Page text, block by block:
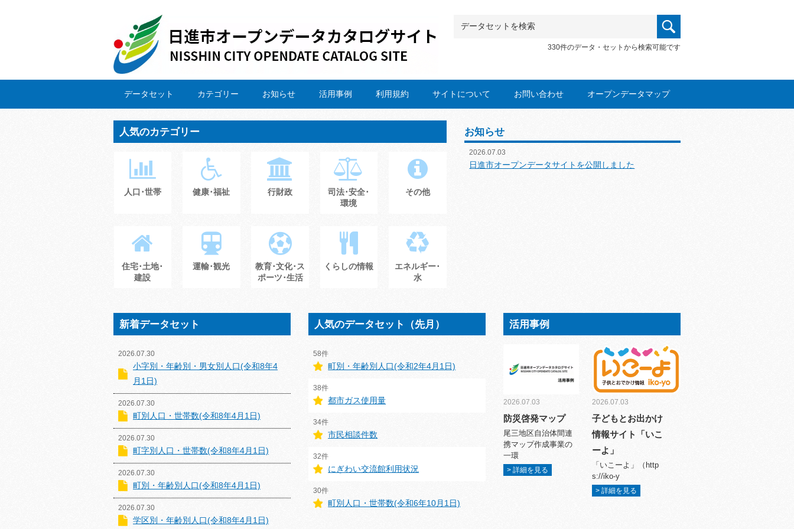
330件のデータ・セットから検索可能です
データセット カテゴリー お知らせ 活用事例 利用規約 サイトについて お問い合わせ オープンデータマップ
人気のカテゴリー
人口･世帯 健康･福祉 行財政
司法･安全･
環境
その他
住宅･土地･
建設
運輸･観光
教育･文化･ス
ポーツ･生活
くらしの情報
エネルギー･
水
お知らせ
2026.07.03
日進市オープンデータサイトを公開しました
新着データセット
2026.07.30
小字別・年齢別・男女別人口(令和8年4
月1日)
2026.07.30
町別人口・世帯数(令和8年4月1日)
2026.07.30
町字別人口・世帯数(令和8年4月1日)
2026.07.30
町別・年齢別人口(令和8年4月1日)
2026.07.30
学区別・年齢別人口(令和8年4月1日)
人気のデータセット（先月）
58件
町別・年齢別人口(令和2年4月1日)
38件
都市ガス使用量
34件
市民相談件数
32件
にぎわい交流館利用状況
30件
町別人口・世帯数(令和6年10月1日)
活用事例
2026.07.03
防災啓発マップ
尾三地区自治体間連
携マップ作成事業の
一環
> 詳細を見る
2026.07.03
子どもとお出かけ
情報サイト「いこ
ーよ」
「いこーよ」（http
s://iko-y
> 詳細を見る